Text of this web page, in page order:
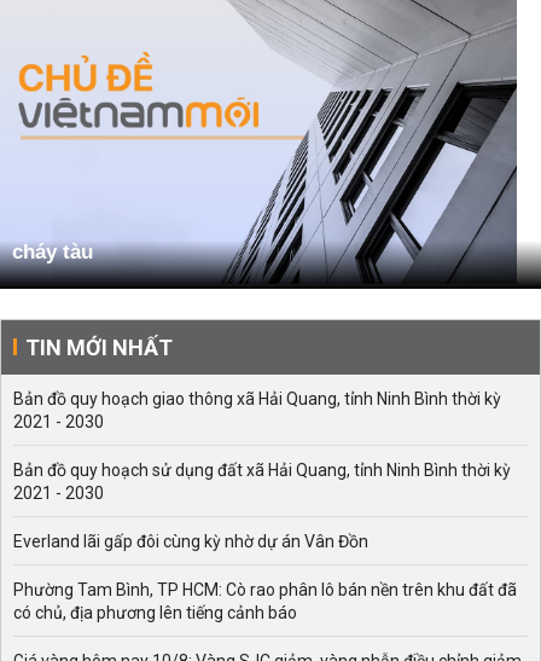
cháy tàu
TIN MỚI NHẤT
Bản đồ quy hoạch giao thông xã Hải Quang, tỉnh Ninh Bình thời kỳ
2021 - 2030
Bản đồ quy hoạch sử dụng đất xã Hải Quang, tỉnh Ninh Bình thời kỳ
2021 - 2030
Everland lãi gấp đôi cùng kỳ nhờ dự án Vân Đồn
Phường Tam Bình, TP HCM: Cò rao phân lô bán nền trên khu đất đã
có chủ, địa phương lên tiếng cảnh báo